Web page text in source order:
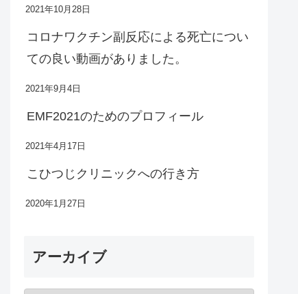
2021年10月28日
コロナワクチン副反応による死亡につい
ての良い動画がありました。
2021年9月4日
EMF2021のためのプロフィール
2021年4月17日
こひつじクリニックへの行き方
2020年1月27日
アーカイブ